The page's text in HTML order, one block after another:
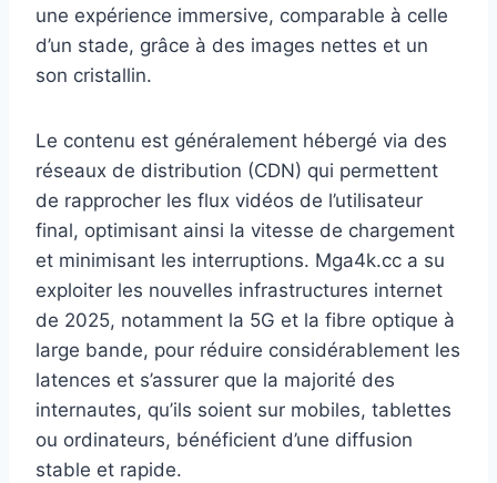
une expérience immersive, comparable à celle
d’un stade, grâce à des images nettes et un
son cristallin.
Le contenu est généralement hébergé via des
réseaux de distribution (CDN) qui permettent
de rapprocher les flux vidéos de l’utilisateur
final, optimisant ainsi la vitesse de chargement
et minimisant les interruptions. Mga4k.cc a su
exploiter les nouvelles infrastructures internet
de 2025, notamment la 5G et la fibre optique à
large bande, pour réduire considérablement les
latences et s’assurer que la majorité des
internautes, qu’ils soient sur mobiles, tablettes
ou ordinateurs, bénéficient d’une diffusion
stable et rapide.